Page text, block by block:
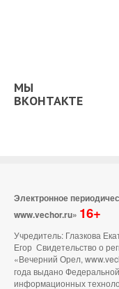
МЫ
ВКОНТАКТЕ
Электронное
www.vechor.ru» 16+
Учредитель: Глазкова
Егор Свидетельство о
«Вечерний Орел,
года выдано
информационных